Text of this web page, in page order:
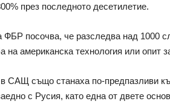
през последното десетилетие.
ФБР посочва, че разследва над 1000
на американска технология или опит
САЩ също станаха по-предпазливи
с Русия, като една от двете